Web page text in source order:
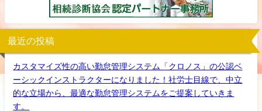
最近の投稿
カスタマイズ性の高い勤怠管理システム「クロノス」の公認ベ
ーシックインストラクターになりました！社労士目線で、中立
的な立場から、最適な勤怠管理システムをご提案していきま
す。